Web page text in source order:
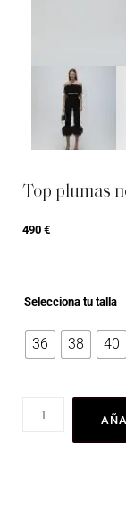
Top plumas
490 €
Selecciona tu talla
36 38 40